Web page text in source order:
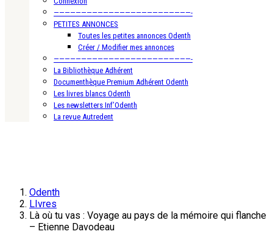
—————————————————————————-
PETITES ANNONCES
Toutes les petites annonces Odenth
Créer / Modifier mes annonces
—————————————————————————-
La Bibliothèque Adhérent
Documenthèque Premium Adhérent Odenth
Les livres blancs Odenth
Les newsletters Inf’Odenth
La revue Autredent
Odenth
LIvres
Là où tu vas : Voyage au pays de la mémoire qui flanche
– Etienne Davodeau